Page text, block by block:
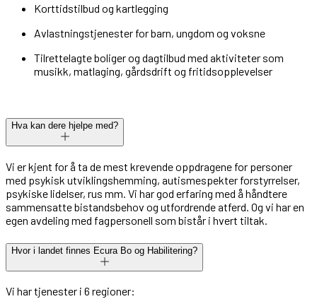
Korttidstilbud og kartlegging
Avlastningstjenester for barn, ungdom og voksne
Tilrettelagte boliger og dagtilbud med aktiviteter som
musikk, matlaging, gårdsdrift og fritidsopplevelser
Hva kan dere hjelpe med?
Vi er kjent for å ta de mest krevende oppdragene for personer
med psykisk utviklingshemming, autismespekter forstyrrelser,
psykiske lidelser, rus mm. Vi har god erfaring med å håndtere
sammensatte bistandsbehov og utfordrende atferd. Og vi har en
egen avdeling med fagpersonell som bistår i hvert tiltak.
Hvor i landet finnes Ecura Bo og Habilitering?
Vi har tjenester i 6 regioner: